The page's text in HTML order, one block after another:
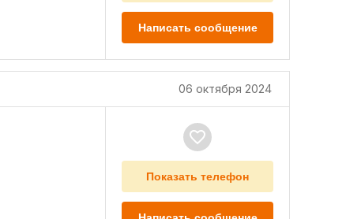
Написать сообщение
06 октября 2024
Показать телефон